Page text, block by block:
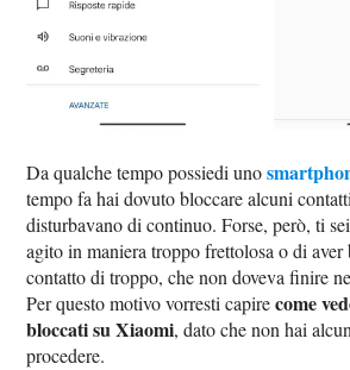
Da qualche tempo possiedi uno
tempo fa hai dovuto bloccare alcuni
disturbavano di continuo. Forse, però, ti
agito in maniera troppo frettolosa o di aver
contatto di troppo, che non doveva finire
Per questo motivo vorresti capirecome
bloccati su Xiaomi, dato che non hai
procedere.